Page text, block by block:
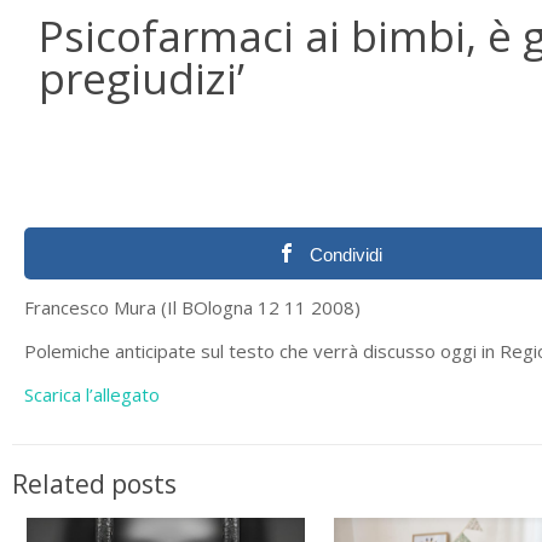
Psicofarmaci ai bimbi, è
pregiudizi’
Condividi
Francesco Mura (Il BOlogna 12 11 2008)
Polemiche anticipate sul testo che verrà discusso oggi in
Scarica l’allegato
Related posts